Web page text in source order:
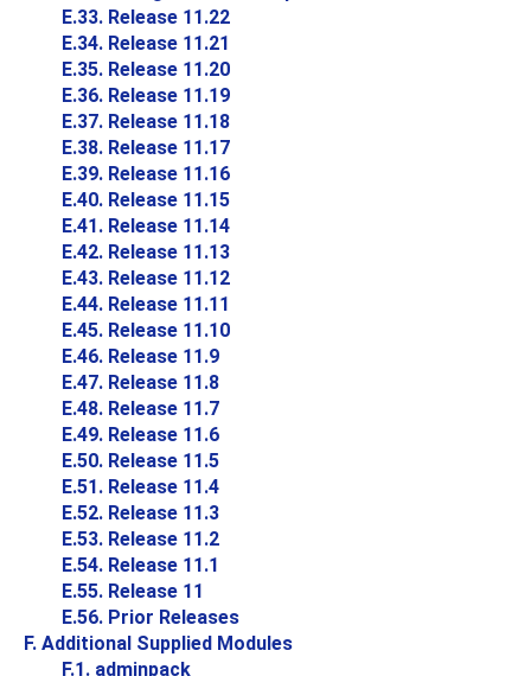
E.33. Release 11.22
E.34. Release 11.21
E.35. Release 11.20
E.36. Release 11.19
E.37. Release 11.18
E.38. Release 11.17
E.39. Release 11.16
E.40. Release 11.15
E.41. Release 11.14
E.42. Release 11.13
E.43. Release 11.12
E.44. Release 11.11
E.45. Release 11.10
E.46. Release 11.9
E.47. Release 11.8
E.48. Release 11.7
E.49. Release 11.6
E.50. Release 11.5
E.51. Release 11.4
E.52. Release 11.3
E.53. Release 11.2
E.54. Release 11.1
E.55. Release 11
E.56. Prior Releases
F. Additional Supplied Modules
F.1. adminpack